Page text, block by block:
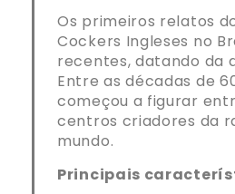
Os primeiros relatos
Cockers Ingleses no
recentes, datando da
Entre as décadas de
começou a figurar
centros criadores da
mundo.
Principais